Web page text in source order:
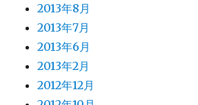
2013年8月
2013年7月
2013年6月
2013年2月
2012年12月